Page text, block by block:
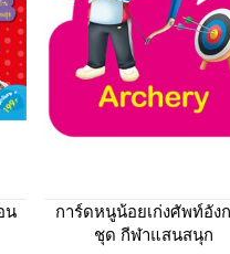
น
การ์ดหนูน้อยเก่งศัพท์อัง
ชุด กีฬาแสนสนุก